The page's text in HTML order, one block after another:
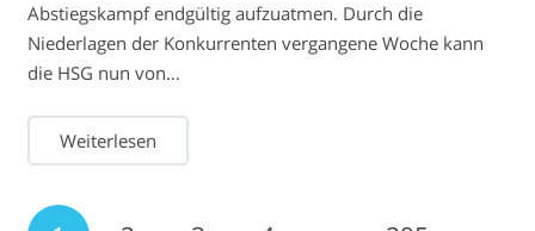
Abstiegskampf endgültig aufzuatmen. Durch die
Niederlagen der Konkurrenten vergangene Woche kann
die HSG nun von…
Weiterlesen